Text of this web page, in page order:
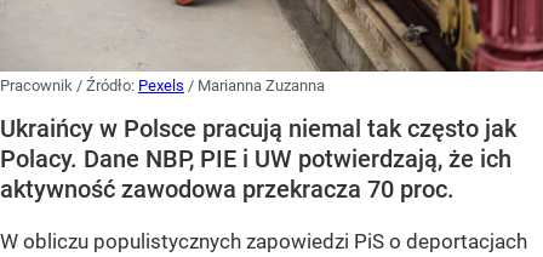
Pracownik / Źródło: Pexels / Marianna Zuzanna
Ukraińcy w Polsce pracują niemal tak często jak
Polacy. Dane NBP, PIE i UW potwierdzają, że ich
aktywność zawodowa przekracza 70 proc.
W obliczu populistycznych zapowiedzi PiS o deportacjach